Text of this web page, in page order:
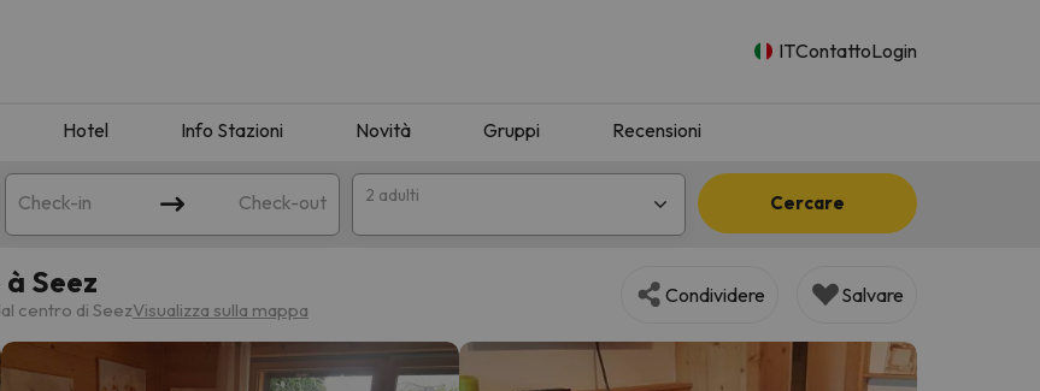
ITContattoLogin
Hotel Info Stazioni Novità Gruppi Recensioni
Check-in Check-out 2 adulti Cercare
Seez
centro di SeezVisualizza sulla mappa
Condividere Salvare